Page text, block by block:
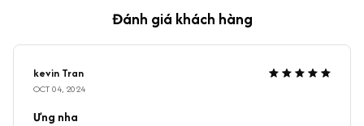
Đánh giá khách hàng
kevin Tran
OCT 04, 2024
Ưng nha